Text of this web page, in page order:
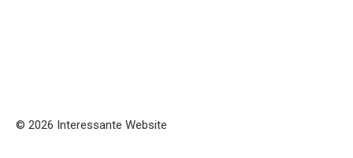
© 2026 Interessante Website